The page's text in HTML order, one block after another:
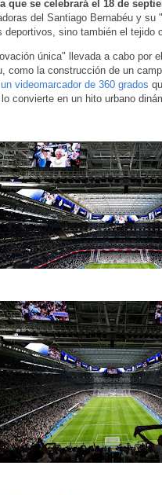
que se celebrará el 18 de
del Santiago Bernabéu y su
deportivos, sino también el tejido
única" llevada a cabo por
como la construcción de un
un videomarcador de 360 grados
convierte en un hito urbano